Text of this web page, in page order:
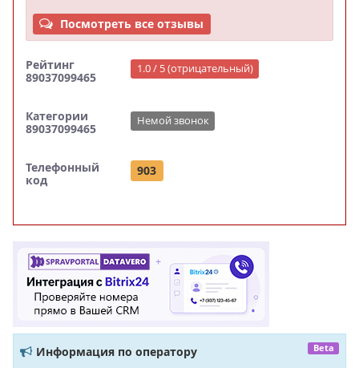
Посмотреть все отзывы
Рейтинг
89037099465
1.0 / 5 (отрицательный)
Категории
89037099465
Немой звонок
Телефонный
код
903
Информация по оператору Beta